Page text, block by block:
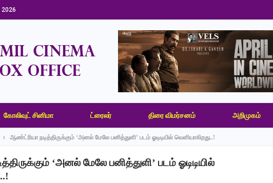
2026
கோலிவுட் சினிமா ட்ரைலர் திரை விமர்சனம் அறிமுகம்
ஆண்ட்ரியா நடித்திருக்கும் ‘அனல் மேலே பனித்துளி’ படம் ஓடிடியில் வெளியாகிறது..!
‘அனல் மேலே பனித்துளி’ படம் ஓடிடியில்